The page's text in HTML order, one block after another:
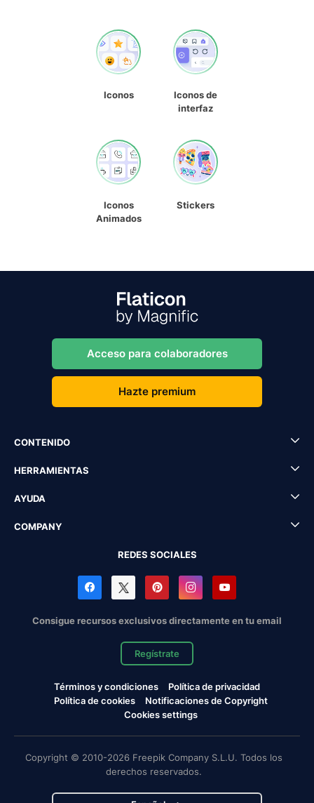
Iconos
Iconos de
interfaz
Iconos
Animados
Stickers
Acceso para colaboradores
Hazte premium
CONTENIDO
HERRAMIENTAS
AYUDA
COMPANY
REDES SOCIALES
Consigue recursos exclusivos directamente en tu email
Regístrate
Términos y condiciones
Política de privacidad
Política de cookies
Notificaciones de Copyright
Cookies settings
Copyright © 2010-2026 Freepik Company S.L.U. Todos los
derechos reservados.